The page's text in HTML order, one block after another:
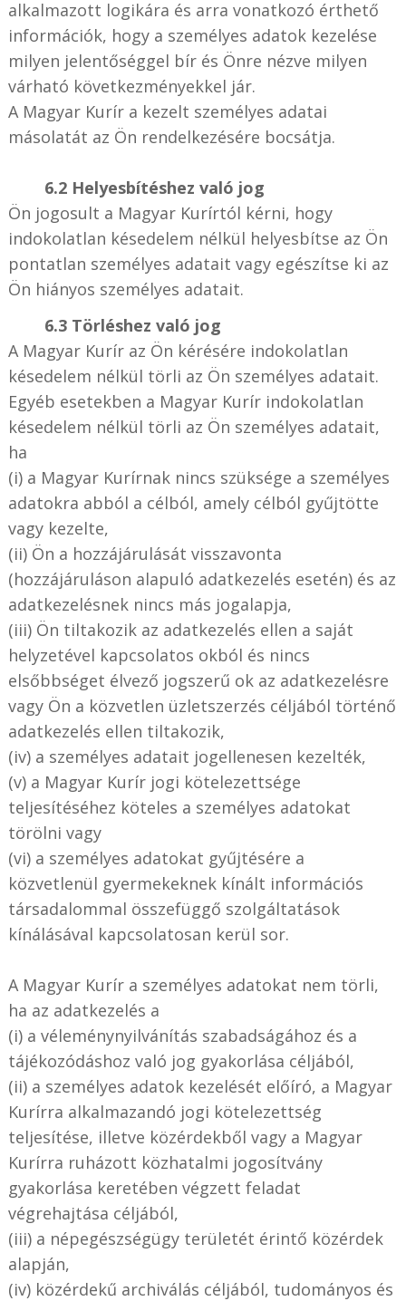
alkalmazott logikára és arra vonatkozó érthető
információk, hogy a személyes adatok kezelése
milyen jelentőséggel bír és Önre nézve milyen
várható következményekkel jár.
A Magyar Kurír a kezelt személyes adatai
másolatát az Ön rendelkezésére bocsátja.
6.2 Helyesbítéshez való jog
Ön jogosult a Magyar Kurírtól kérni, hogy
indokolatlan késedelem nélkül helyesbítse az Ön
pontatlan személyes adatait vagy egészítse ki az
Ön hiányos személyes adatait.
6.3 Törléshez való jog
A Magyar Kurír az Ön kérésére indokolatlan
késedelem nélkül törli az Ön személyes adatait.
Egyéb esetekben a Magyar Kurír indokolatlan
késedelem nélkül törli az Ön személyes adatait,
ha
(i) a Magyar Kurírnak nincs szüksége a személyes
adatokra abból a célból, amely célból gyűjtötte
vagy kezelte,
(ii) Ön a hozzájárulását visszavonta
(hozzájáruláson alapuló adatkezelés esetén) és az
adatkezelésnek nincs más jogalapja,
(iii) Ön tiltakozik az adatkezelés ellen a saját
helyzetével kapcsolatos okból és nincs
elsőbbséget élvező jogszerű ok az adatkezelésre
vagy Ön a közvetlen üzletszerzés céljából történő
adatkezelés ellen tiltakozik,
(iv) a személyes adatait jogellenesen kezelték,
(v) a Magyar Kurír jogi kötelezettsége
teljesítéséhez köteles a személyes adatokat
törölni vagy
(vi) a személyes adatokat gyűjtésére a
közvetlenül gyermekeknek kínált információs
társadalommal összefüggő szolgáltatások
kínálásával kapcsolatosan kerül sor.
A Magyar Kurír a személyes adatokat nem törli,
ha az adatkezelés a
(i) a véleménynyilvánítás szabadságához és a
tájékozódáshoz való jog gyakorlása céljából,
(ii) a személyes adatok kezelését előíró, a Magyar
Kurírra alkalmazandó jogi kötelezettség
teljesítése, illetve közérdekből vagy a Magyar
Kurírra ruházott közhatalmi jogosítvány
gyakorlása keretében végzett feladat
végrehajtása céljából,
(iii) a népegészségügy területét érintő közérdek
alapján,
(iv) közérdekű archiválás céljából, tudományos és